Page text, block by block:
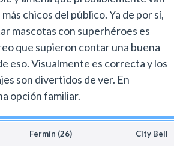
de animación que se conocieron
esta es por lejos la más
familiar. Si bien está dirigida a
de entre cuatro y 10 años su
y no arrastra los vicios del
donde el sermón de iglesia
Warner presenta un trabajo
chicos del público. Ya de por sí,
mascotas con superhéroes es
que supieron contar una buena
eso. Visualmente es correcta y los
son divertidos de ver. En
opción familiar.
Fermín (26) City Bell